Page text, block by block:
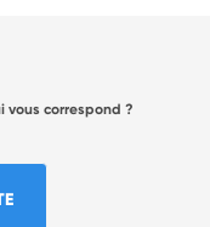
vous correspond ?